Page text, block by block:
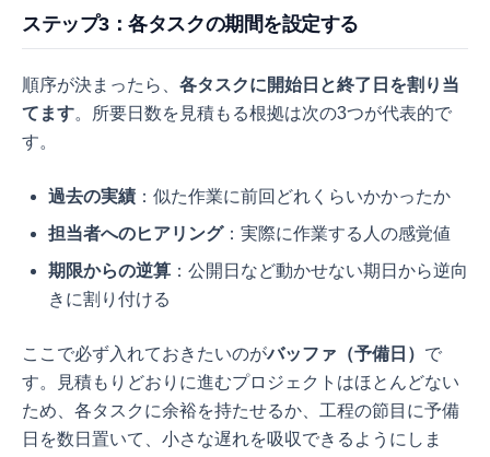
ステップ3：各タスクの期間を設定する
順序が決まったら、 各タスクに開始日と終了日を割り当
てます。所要日数を見積もる根拠は次の3つが代表的で
す。
過去の実績 ：似た作業に前回どれくらいかかったか
担当者へのヒアリング：実際に作業する人の感覚値
期限からの逆算 ：公開日など動かせない期日から逆向
きに割り付ける
ここで必ず入れておきたいのがバッファ（予備日） で
す。見積もりどおりに進むプロジェクトはほとんどない
ため、各タスクに余裕を持たせるか、工程の節目に予備
日を数日置いて、小さな遅れを吸収できるようにしま